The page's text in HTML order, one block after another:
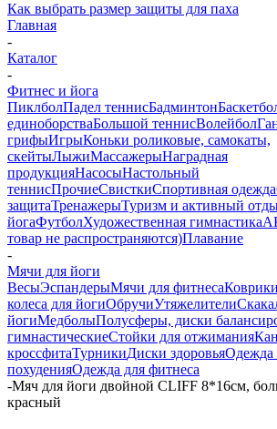
Как выбрать размер защиты для паха
Главная
-
Каталог
-
Фитнес и йога
ПиклболПадел теннисБадминтон
единоборстваБольшой теннисВолейбол
грифыИгрыКоньки роликовые, самокаты,
скейтыЛыжиМассажерыНаградная
продукцияНасосыНастольный
теннисПрочиеСвисткиСпортивная одежда
защитаТренажерыТуризм и активный
йогаФутболХудожественная гимнастика
товар не распространяются)Плавание
-
Мячи для йоги
ВесыЭспандерыМячи для фитнеса
колеса для йогиОбручиУтяжелители
йогиМедболыПолусферы, диски
гимнастическиеСтойки для отжимания
кроссфитаТурникиДиски здоровьяОдежда
похуденияОдежда для фитнеса
-Мяч для йоги двойной CLIFF 8*16см,
красный